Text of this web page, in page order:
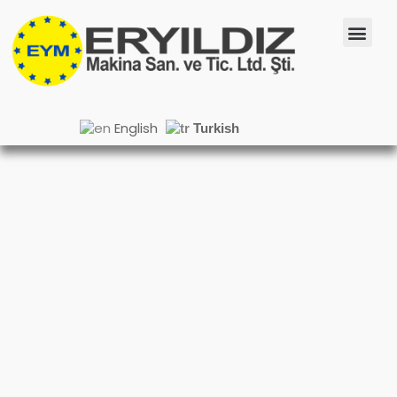
English Turkish